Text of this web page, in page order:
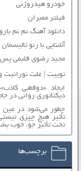
خودرو هیدروژنی
فیلتر ممبران
دانلود آهنگ نم نم
آشنایی با رنو تالیسمان
مجید رضوی قلبمی پس
توییت | علت نورانیت
ایجاد «دوقطبی
دیکتاتوری روانی در
چطور می‌شود در عین
تأثیر هیچ چیزی
تحت تأثیر جوّ، خوب
برچسب‌ها